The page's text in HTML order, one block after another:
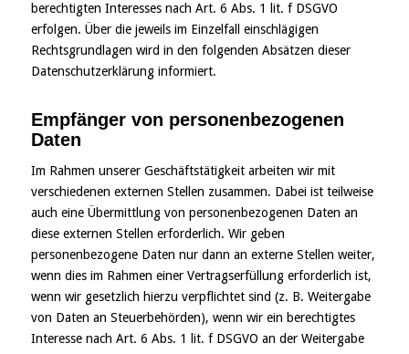
berechtigten Interesses nach Art. 6 Abs. 1 lit. f DSGVO
erfolgen. Über die jeweils im Einzelfall einschlägigen
Rechtsgrundlagen wird in den folgenden Absätzen dieser
Datenschutzerklärung informiert.
Empfänger von personenbezogenen
Daten
Im Rahmen unserer Geschäftstätigkeit arbeiten wir mit
verschiedenen externen Stellen zusammen. Dabei ist teilweise
auch eine Übermittlung von personenbezogenen Daten an
diese externen Stellen erforderlich. Wir geben
personenbezogene Daten nur dann an externe Stellen weiter,
wenn dies im Rahmen einer Vertragserfüllung erforderlich ist,
wenn wir gesetzlich hierzu verpflichtet sind (z. B. Weitergabe
von Daten an Steuerbehörden), wenn wir ein berechtigtes
Interesse nach Art. 6 Abs. 1 lit. f DSGVO an der Weitergabe